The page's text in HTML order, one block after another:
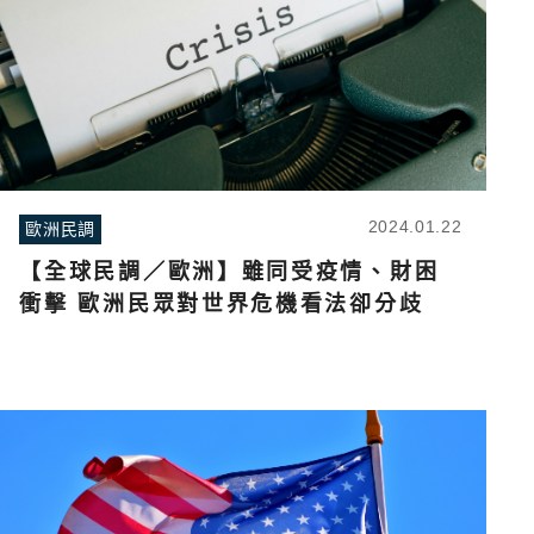
歐洲民調 2024.01.22
【全球民調／歐洲】雖同受疫情、財困
衝擊 歐洲民眾對世界危機看法卻分歧